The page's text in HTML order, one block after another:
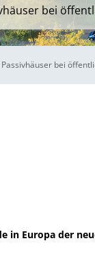
bei
bei
in Europa der